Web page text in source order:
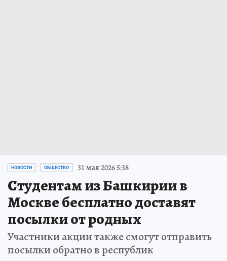
НОВОСТИ ОБЩЕСТВО 31 мая 2026 5:38
Студентам из Башкирии в
Москве бесплатно доставят
посылки от родных
Участники акции также смогут отправить
посылки обратно в республик